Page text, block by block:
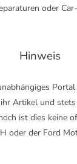
oder
Hinweis
Artikel und
ist dies keine
oder der Ford